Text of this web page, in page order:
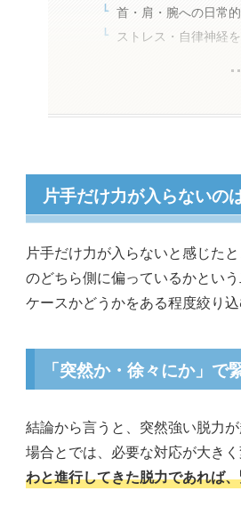
首・肩・腕への日常
ストレス・自律神経
片手だけ力が入らないの
片手だけ力が入らないと感じた
のどちら側に偏っているかとい
ケースかどうかをある程度絞り込
「突然か・徐々にか」で
結論から言うと、突然強い脱力
場合とでは、必要な対応が大きく
わと進行してきた脱力であれば